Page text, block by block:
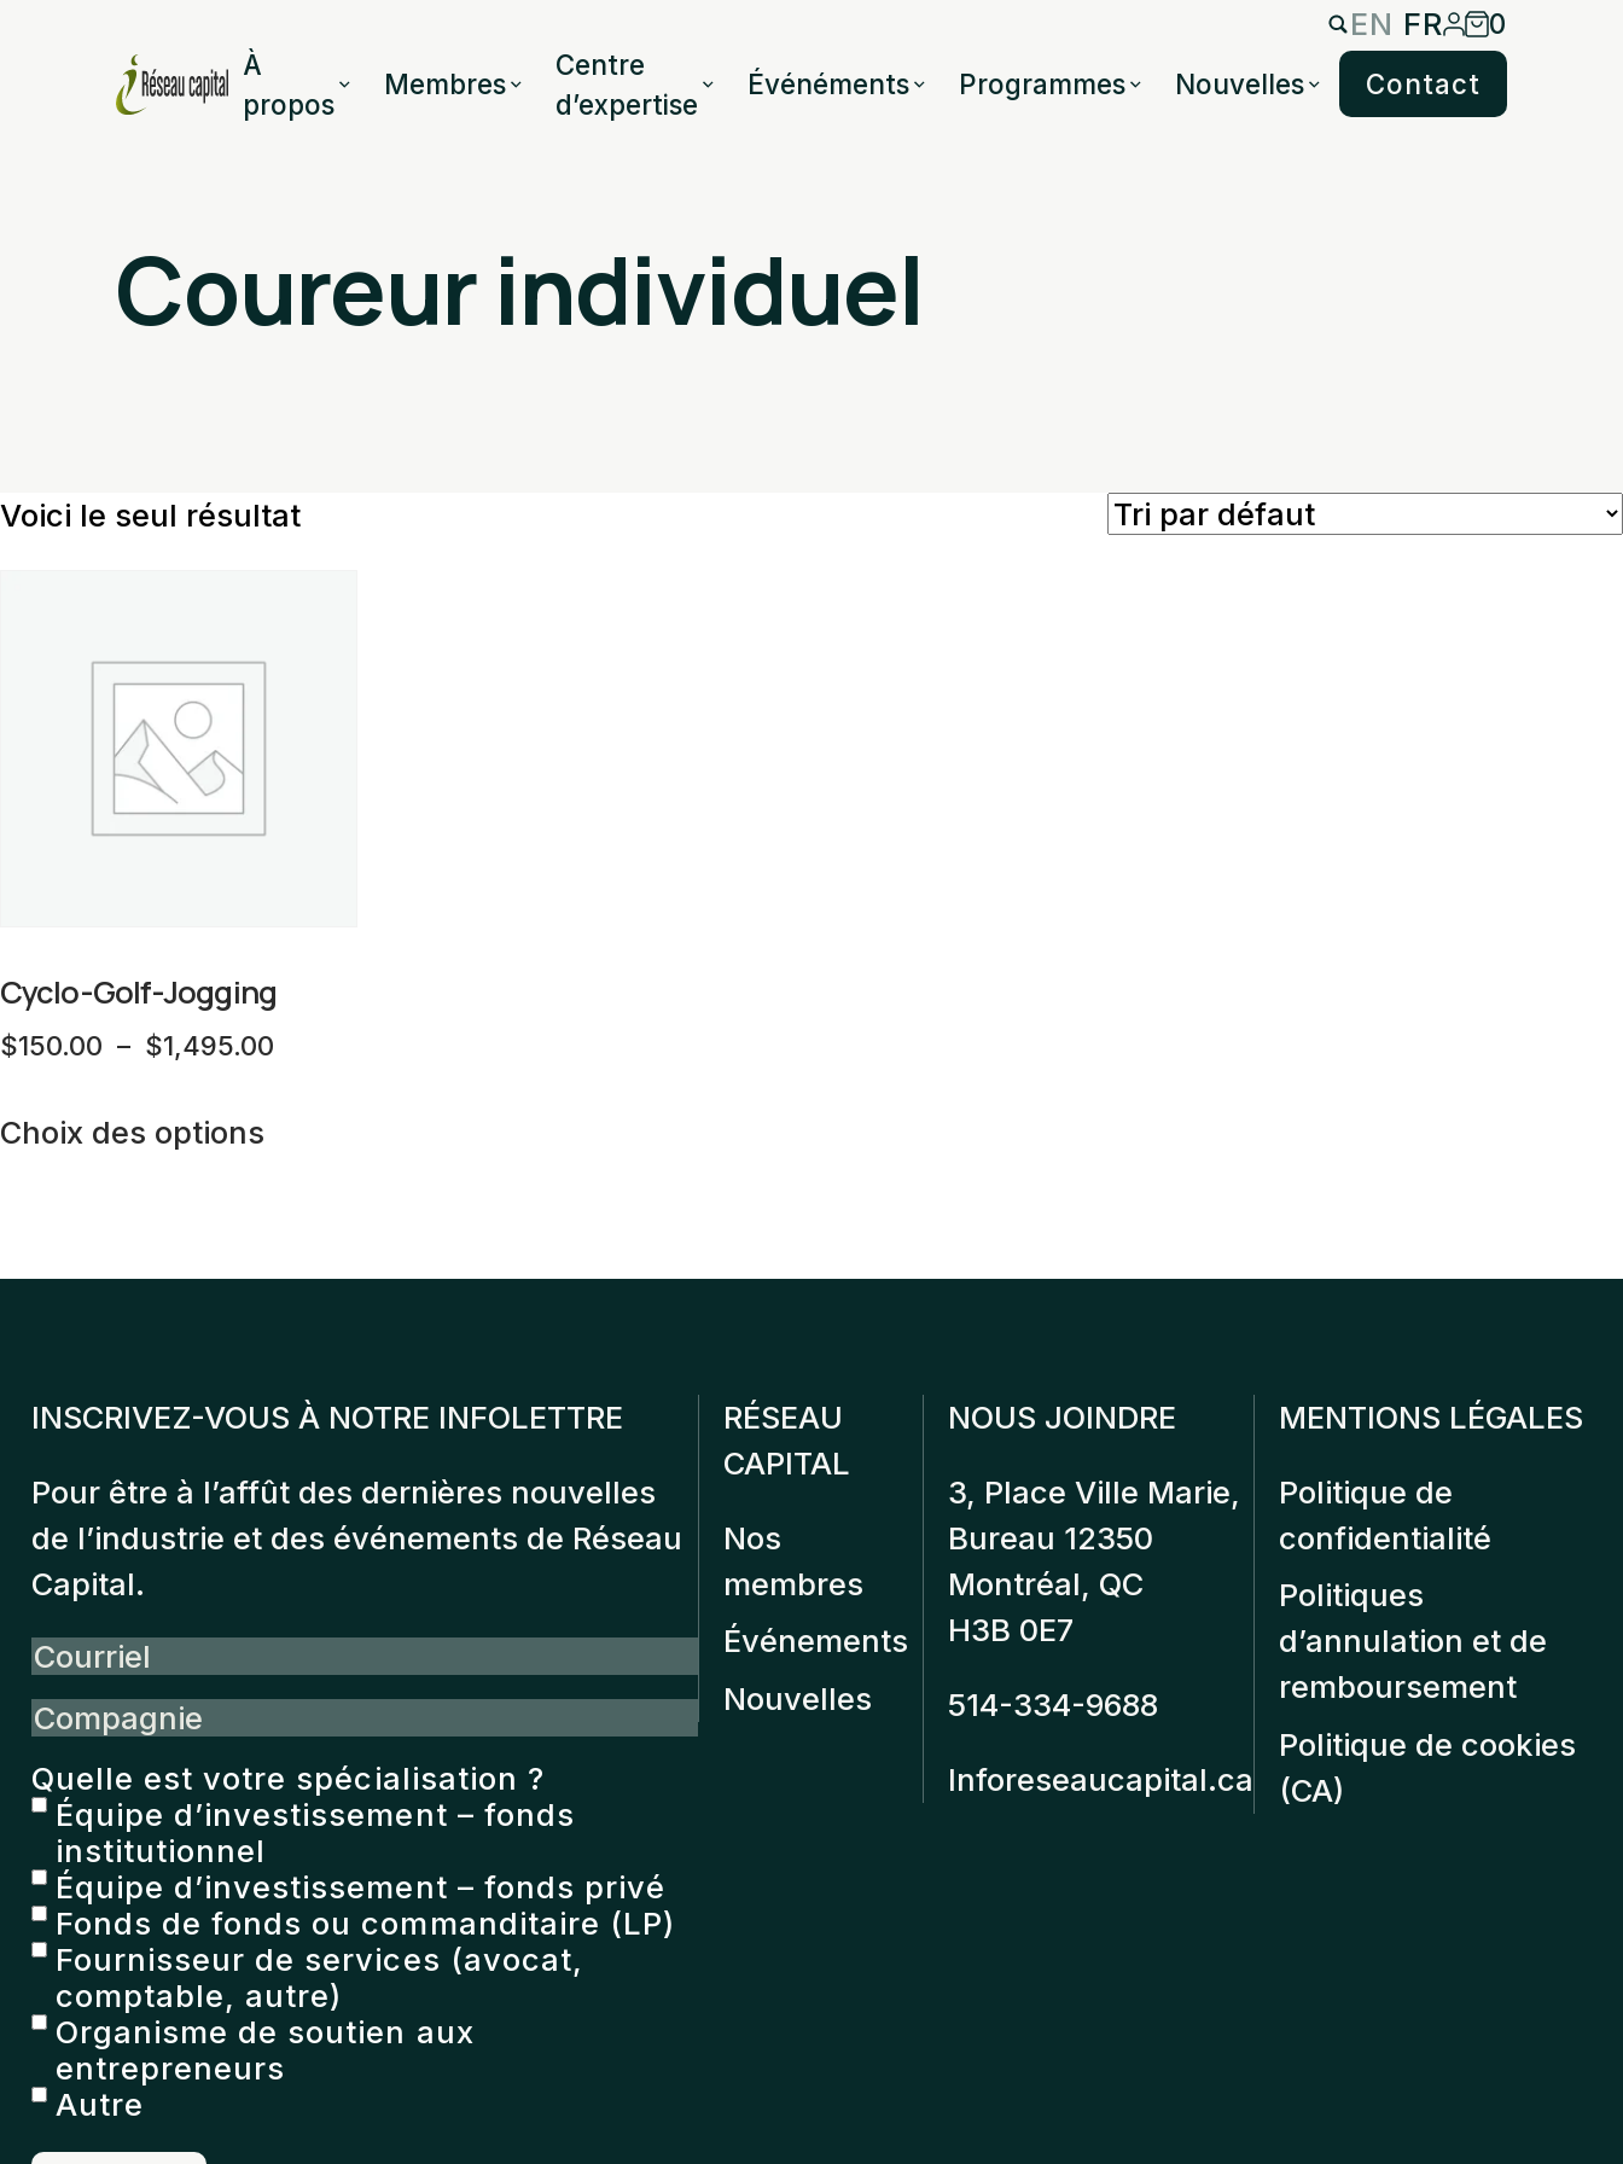
EN FR
0
À
propos
Membres
Centre
d’expertise
Événéments Programmes Nouvelles Contact
Coureur individuel
Voici le seul résultat
Cyclo-Golf-Jogging
$150.00 – $1,495.00
Choix des options
variations.
peuvent
choisies
sur
page
du
produit
INSCRIVEZ-VOUS À NOTRE INFOLETTRE
Pour être à l’affût des dernières nouvelles
de l’industrie et des événements de Réseau
Capital.
Courriel
Compagnie
Quelle est votre spécialisation ?
Équipe d’investissement – fonds
institutionnel
Équipe d’investissement – fonds privé
Fonds de fonds ou commanditaire (LP)
Fournisseur de services (avocat,
comptable, autre)
Organisme de soutien aux
entrepreneurs
Autre
RÉSEAU
CAPITAL
Nos
membres
Événements
Nouvelles
NOUS JOINDRE
3, Place Ville Marie,
Bureau 12350
Montréal, QC
H3B 0E7
514-334-9688
Inforeseaucapital.ca
MENTIONS LÉGALES
Politique de
confidentialité
Politiques
d’annulation et de
remboursement
Politique de cookies
(CA)